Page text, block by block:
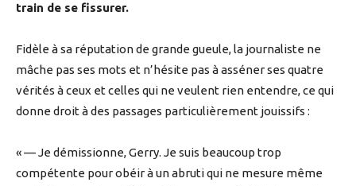
train de se fissurer.
Fidèle à sa réputation de grande gueule, la journaliste ne
mâche pas ses mots et n’hésite pas à asséner ses quatre
vérités à ceux et celles qui ne veulent rien entendre, ce qui
donne droit à des passages particulièrement jouissifs :
« — Je démissionne, Gerry. Je suis beaucoup trop
compétente pour obéir à un abruti qui ne mesure même